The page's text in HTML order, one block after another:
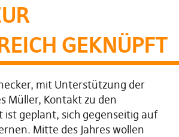
GEKNÜPFT
mit Unterstützung der
Müller, Kontakt zu den
geplant, sich gegenseitig auf
Mitte des Jahres wollen